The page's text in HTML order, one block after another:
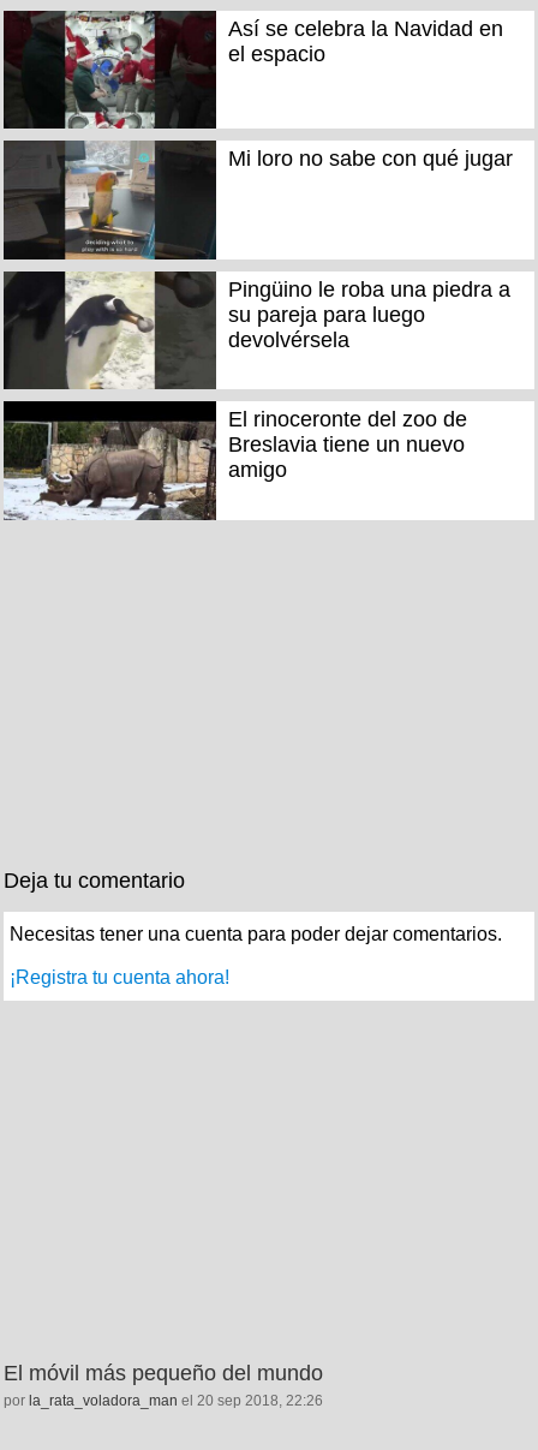
Así se celebra la Navidad en
el espacio
Mi loro no sabe con qué jugar
Pingüino le roba una piedra a
su pareja para luego
devolvérsela
El rinoceronte del zoo de
Breslavia tiene un nuevo
amigo
Deja tu comentario
Necesitas tener una cuenta para poder dejar comentarios.
¡Registra tu cuenta ahora!
El móvil más pequeño del mundo
por la_rata_voladora_man el 20 sep 2018, 22:26